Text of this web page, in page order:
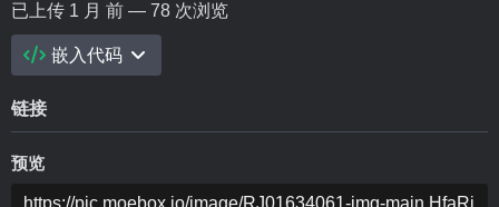
已上传 1 月 前 — 78 次浏览
嵌入代码
链接
预览